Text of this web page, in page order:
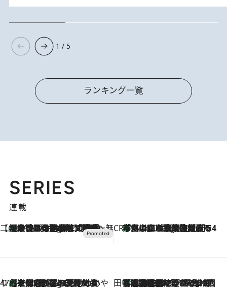
1 / 5
ランキング一覧
SERIES
連載
【CREA×星野リゾート】唯一無二。癒しと発見が待つ場所へ
7 Hours Ago
【トンボの足水浴】ヒノキの香りに包まれて涼感マックス！約13℃の湧水かけ流しを避暑地「星野温泉 トンボの湯」で体験 CREA'S CHOICE
9 Hours Ago
「立川にも歌舞伎があるんだよ」 片岡仁左衛門・市川中車ら豪華座組みで4年目の立川立飛歌舞伎へ
47都道府県の手みやげ ひんやりスイーツで夏を満喫
9 Hours Ago
【京都府】この夏絶対食べたい 冷やしておいしいおやつ3選 ひと口目から心を掴む新緑のテリーヌ 田中稲の勝手に再ブーム
2026.8.7
「湘南乃風に憧れて」観客大盛上がりの“タオル回し”に、ラッパー顔負けの高速歌唱まで…さだまさし（74）のアグレッシブすぎる現在地